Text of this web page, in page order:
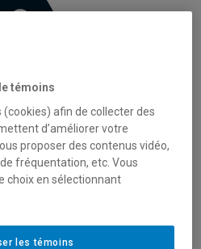
actuels
étudiant, NIP, etc.)
avec leRegistrariat
dans un programme
témoins
afin de collecter des
d’améliorer votre
proposer des contenus vidéo,
fréquentation, etc. Vous
choix en sélectionnant
les témoins